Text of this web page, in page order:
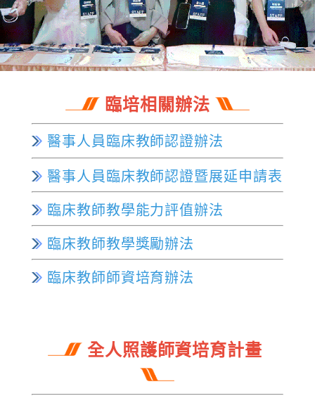
臨培相關辦法
醫事人員臨床教師認證辦法
醫事人員臨床教師認證暨展延申請表
臨床教師教學能力評值辦法
臨床教師教學獎勵辦法
臨床教師師資培育辦法
全人照護師資培育計畫